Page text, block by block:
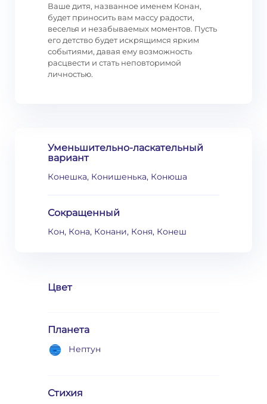
Ваше дитя, названное именем Конан,
будет приносить вам массу радости,
веселья и незабываемых моментов. Пусть
его детство будет искрящимся ярким
событиями, давая ему возможность
расцвести и стать неповторимой
личностью.
Уменьшительно-ласкательный
вариант
Конешка, Конишенька, Конюша
Сокращенный
Кон, Кона, Конани, Коня, Конеш
Цвет
Планета
Нептун
Стихия